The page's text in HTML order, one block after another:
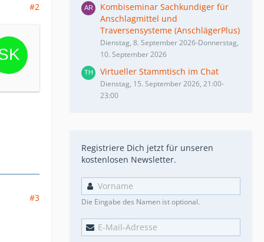
#2
#3
Kombiseminar Sachkundiger für
Anschlagmittel und
Traversensysteme (AnschlägerPlus)
Dienstag, 8. September 2026-Donnerstag,
10. September 2026
Virtueller Stammtisch im Chat
Dienstag, 15. September 2026, 21:00-
23:00
Registriere Dich jetzt für unseren
kostenlosen Newsletter.
Die Eingabe des Namen ist optional.